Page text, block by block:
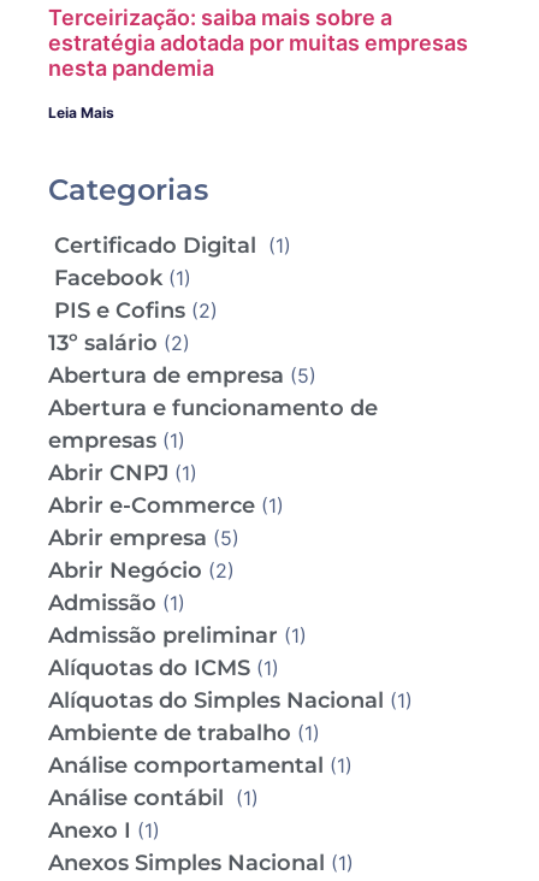
Terceirização: saiba mais sobre a
estratégia adotada por muitas empresas
nesta pandemia
Leia Mais
Categorias
Certificado Digital (1)
Facebook(1)
PIS e Cofins (2)
13º salário (2)
Abertura de empresa (5)
Abertura e funcionamento de
empresas (1)
Abrir CNPJ (1)
Abrir e-Commerce (1)
Abrir empresa (5)
Abrir Negócio (2)
Admissão (1)
Admissão preliminar (1)
Alíquotas do ICMS (1)
Alíquotas do Simples Nacional (1)
Ambiente de trabalho (1)
Análise comportamental (1)
Análise contábil (1)
Anexo I (1)
Anexos Simples Nacional (1)